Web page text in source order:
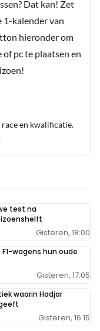
Dat kan! Zet
1-kalender van
hieronder om
of pc te plaatsen en
race en kwalificatie.
test na
Gisteren, 18:00
wagens hun oude
Gisteren, 17:05
waarin Hadjar
Gisteren, 16:15